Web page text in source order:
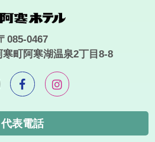
085-0467
町阿寒湖温泉2丁目8-8
代表電話